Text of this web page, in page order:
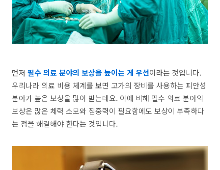
먼저 필수 의료 분야의 보상을 높이는 게 우선이라는 것입니다.
우리나라 의료 비용 체계를 보면 고가의 장비를 사용하는 피안성
분야가 높은 보상을 많이 받는데요. 이에 비해 필수 의료 분야의
보상은 많은 체력 소모와 집중력이 필요함에도 보상이 부족하다
는 점을 해결해야 한다는 것입니다.